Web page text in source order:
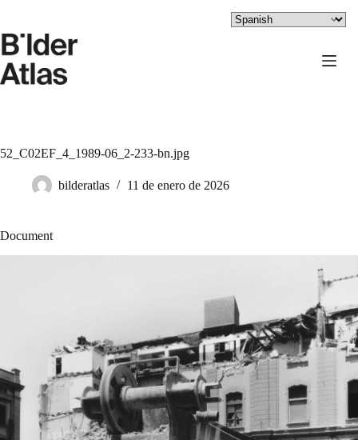
contenido
52_C02EF_4_1989-06_2-233-bn.jpg
bilderatlas 11 de enero de 2026
Document